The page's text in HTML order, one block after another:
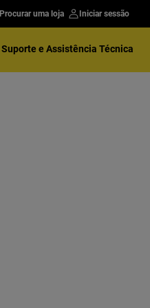
Procurar uma loja Iniciar sessão
Suporte e Assistência Técnica